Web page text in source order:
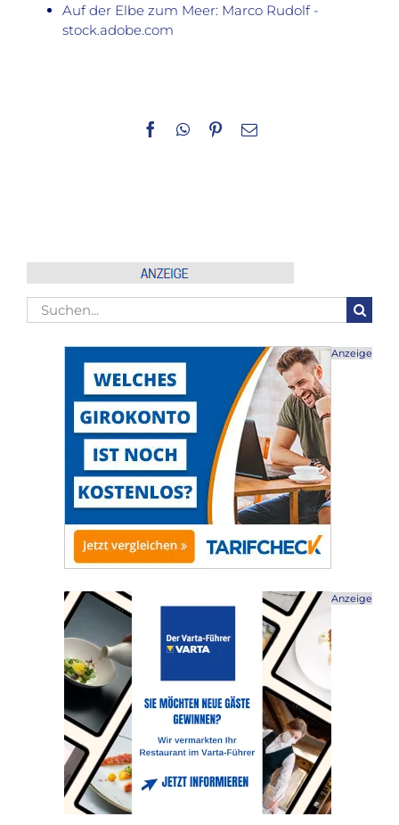
Auf der Elbe zum Meer: Marco Rudolf -
stock.adobe.com
Facebook
WhatsApp
Pinterest
E-
Suche
nach:
Anzeige
Anzeige